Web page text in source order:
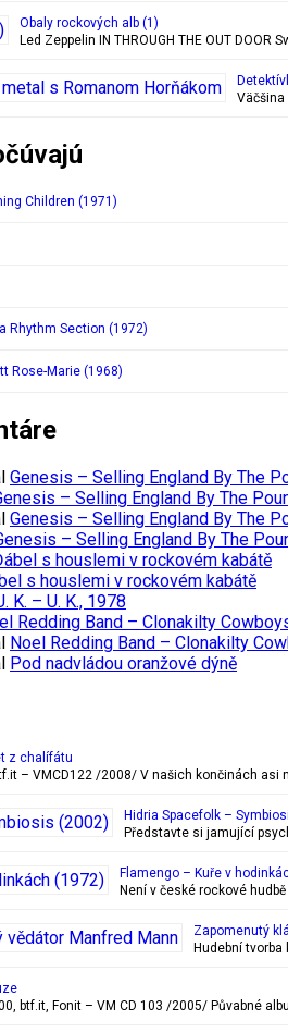
Obaly rockových alb (1)
Led Zeppelin IN THROUGH THE OUT
Children (1971)
Rhythm Section (1972)
Rose-Marie (1968)
Genesis – Selling England By The
– Selling England By The
Genesis – Selling England By The
– Selling England By The
s houslemi v rockovém kabátě
s houslemi v rockovém kabátě
K. – U. K., 1978
Redding Band – Clonakilty
Noel Redding Band – Clonakilty
Pod nadvládou oranžové dýně
z chalífátu
– VMCD122 /2008/ V našich končinách
Hidria Spacefolk ‎–
Představte si jamující
Flamengo – Kuře v
Není v české rockové
Zapomenutý
Hudební
btf.it, Fonit ‎– VM CD 103 /2005/ Půvabné